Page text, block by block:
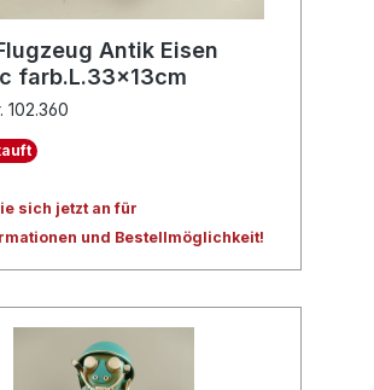
Antik Eisen
farb.L.33x13cm
102.360
sich jetzt an für
und Bestellmöglichkeit!